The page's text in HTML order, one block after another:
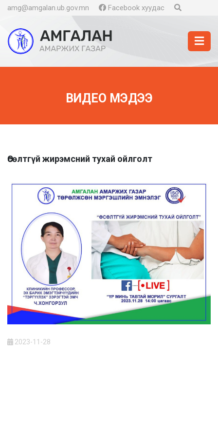
amg@amgalan.ub.gov.mn Facebook хуудас
ВИДЕО МЭДЭЭ
Өсөлтгүй жирэмсний тухай ойлголт
2023-11-28